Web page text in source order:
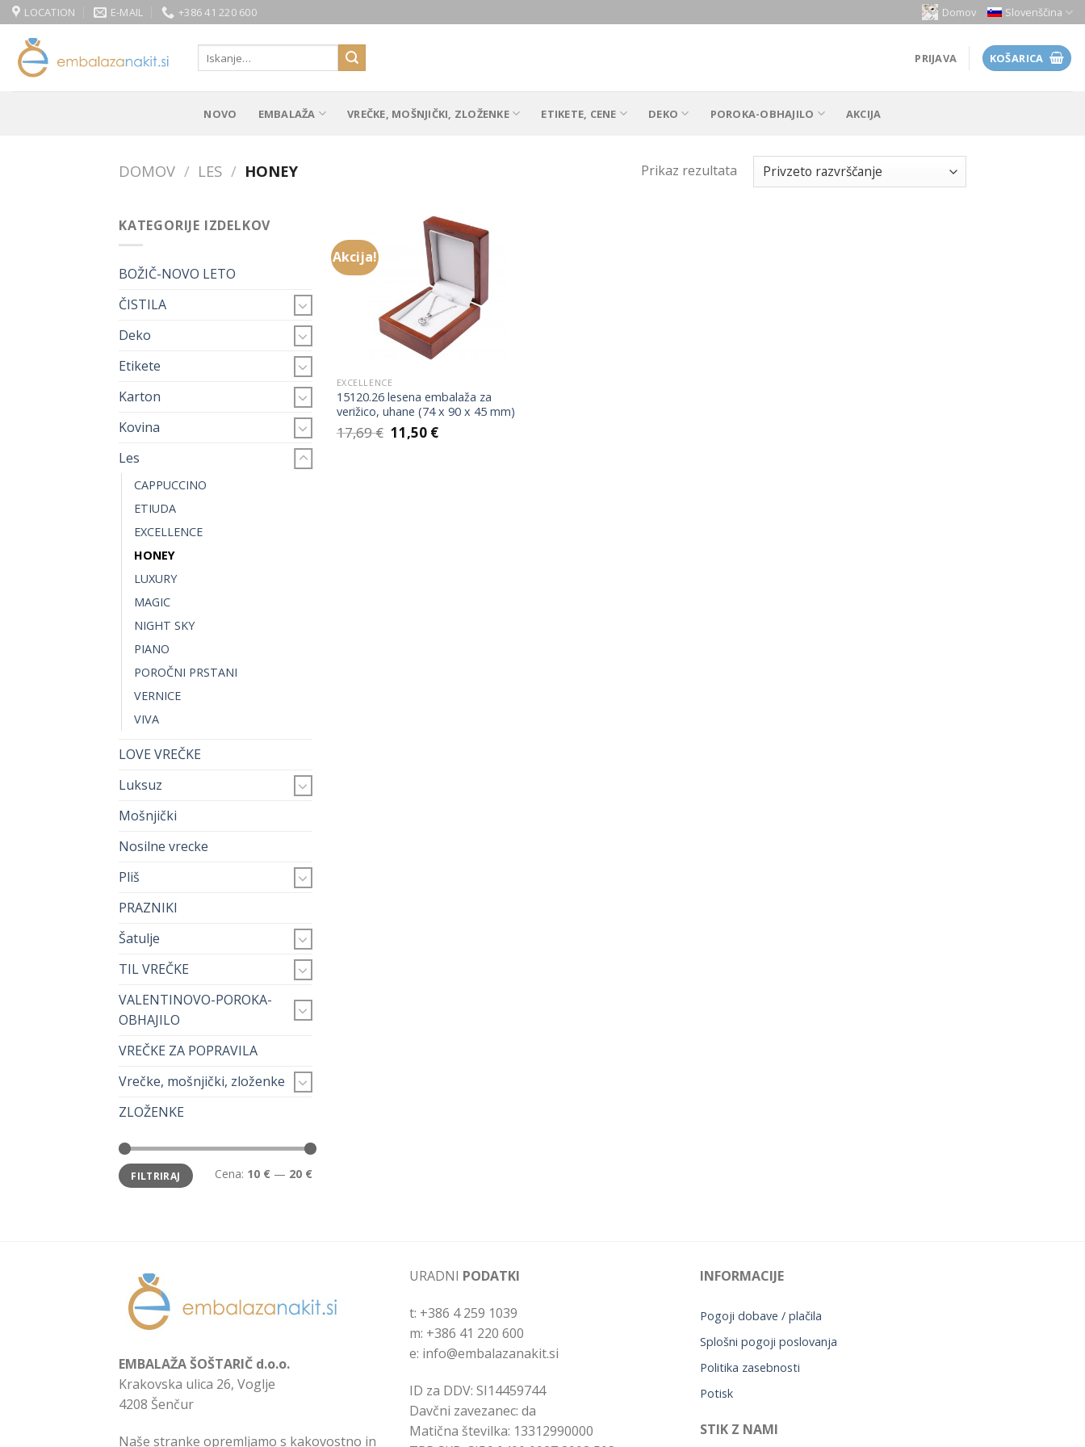
Skip
to
content
LOCATION E-MAIL +386 41 220 600 Domov Slovenščina
Išči: PRIJAVA KOŠARICA
NOVO EMBALAŽA VREČKE, MOŠNJIČKI, ZLOŽENKE ETIKETE, CENE DEKO POROKA-OBHAJILO AKCIJA
DOMOV / LES / HONEY Prikaz rezultata
KATEGORIJE IZDELKOV
BOŽIČ-NOVO LETO
ČISTILA
Deko
Etikete
Karton
Kovina
Les
CAPPUCCINO
ETIUDA
EXCELLENCE
HONEY
LUXURY
MAGIC
NIGHT SKY
PIANO
POROČNI PRSTANI
VERNICE
VIVA
LOVE VREČKE
Luksuz
Mošnjički
Nosilne vrecke
Pliš
PRAZNIKI
Šatulje
TIL VREČKE
VALENTINOVO-POROKA-
OBHAJILO
VREČKE ZA POPRAVILA
Vrečke, mošnjički, zloženke
ZLOŽENKE
Min
cena
Max
cenaFILTRIRAJ Cena: 10 € — 20 €
Akcija!
EXCELLENCE
15120.26 lesena embalaža za
verižico, uhane (74 x 90 x 45 mm)
17,69€ Izvirna
cena
11,50 €Trenutna
EMBALAŽA ŠOŠTARIČ d.o.o.
Krakovska ulica 26, Voglje
4208 Šenčur
Naše stranke opremljamo s kakovostno in
URADNI PODATKI
t: +386 4 259 1039
m: +386 41 220 600
e: info@embalazanakit.si
ID za DDV: SI14459744
Davčni zavezanec: da
Matična številka: 13312990000
INFORMACIJE
Pogoji dobave / plačila
Splošni pogoji poslovanja
Politika zasebnosti
Potisk
STIK Z NAMI